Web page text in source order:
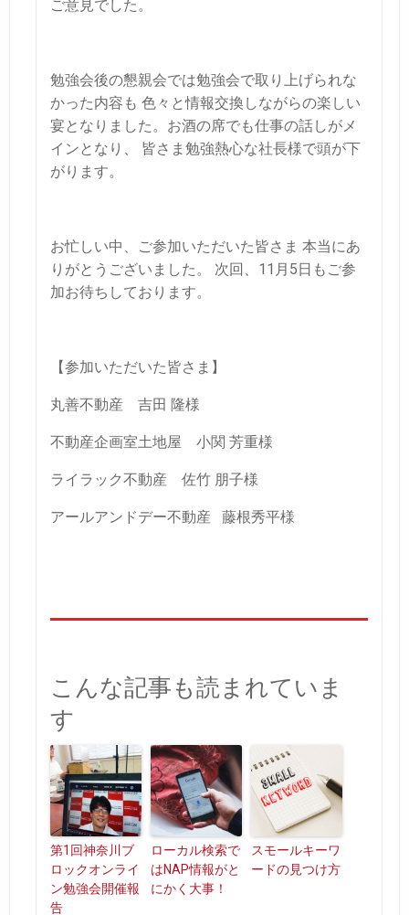
ご意見でした。
勉強会後の懇親会では勉強会で取り上げられな
かった内容も 色々と情報交換しながらの楽しい
宴となりました。お酒の席でも仕事の話しがメ
インとなり、 皆さま勉強熱心な社長様で頭が下
がります。
お忙しい中、ご参加いただいた皆さま 本当にあ
りがとうございました。 次回、11月5日もご参
加お待ちしております。
【参加いただいた皆さま】
丸善不動産 吉田 隆様
不動産企画室土地屋 小関 芳重様
ライラック不動産 佐竹 朋子様
アールアンドデー不動産 藤根秀平様
こんな記事も読まれていま
す
第1回神奈川ブ
ロックオンライ
ン勉強会開催報
告
ローカル検索で
はNAP情報がと
にかく大事！
スモールキーワ
ードの見つけ方